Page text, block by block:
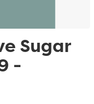
Sugar
-